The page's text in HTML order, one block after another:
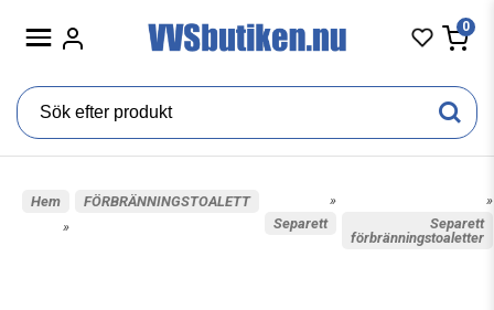
0
Hem
»
FÖRBRÄNNINGSTOALETT
»
Separett
»
Separett
förbränningstoaletter